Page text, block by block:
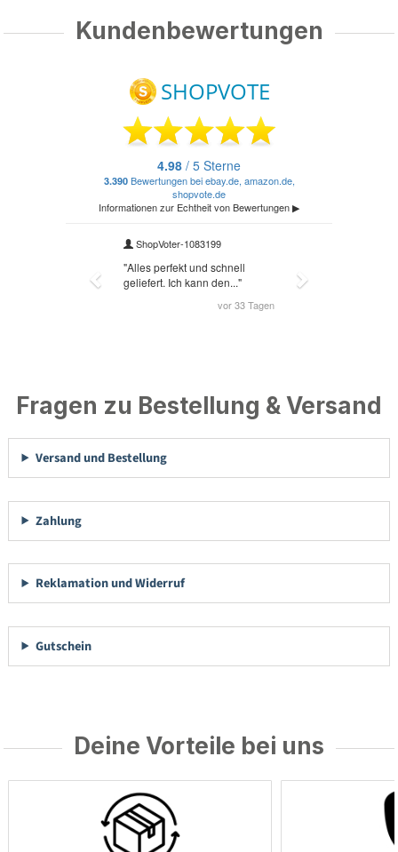
Kundenbewertungen
Fragen zu Bestellung & Versand
Versand und Bestellung
Zahlung
Reklamation und Widerruf
Gutschein
Deine Vorteile bei uns